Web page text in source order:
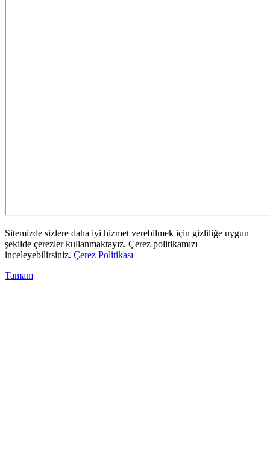
Sitemizde sizlere daha iyi hizmet verebilmek için gizliliğe uygun
şekilde çerezler kullanmaktayız. Çerez politikamızı
inceleyebilirsiniz. Çerez Politikası
Tamam